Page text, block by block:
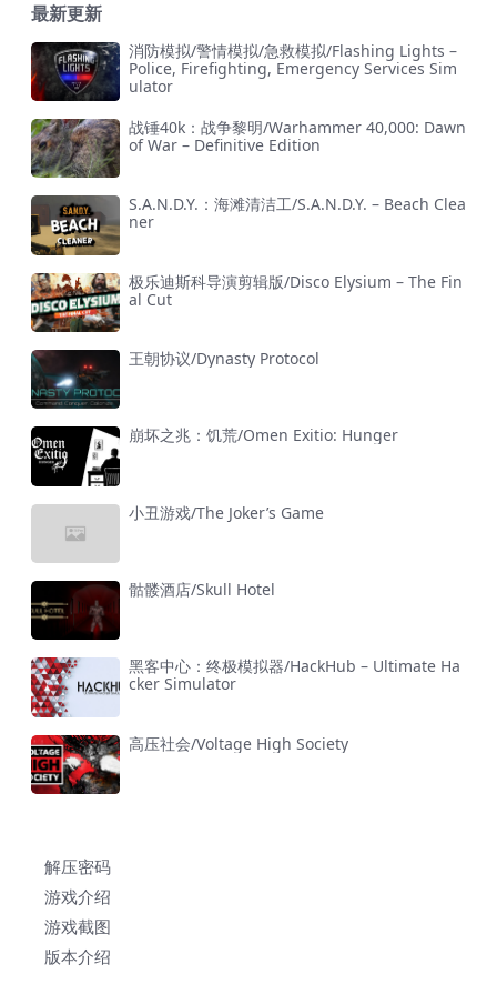
最新更新
消防模拟/警情模拟/急救模拟/Flashing Lights –
Police, Firefighting, Emergency Services Sim
ulator
战锤40k：战争黎明/Warhammer 40,000: Dawn
of War – Definitive Edition
S.A.N.D.Y.：海滩清洁工/S.A.N.D.Y. – Beach Clea
ner
极乐迪斯科导演剪辑版/Disco Elysium – The Fin
al Cut
王朝协议/Dynasty Protocol
崩坏之兆：饥荒/Omen Exitio: Hunger
小丑游戏/The Joker’s Game
骷髅酒店/Skull Hotel
黑客中心：终极模拟器/HackHub – Ultimate Ha
cker Simulator
高压社会/Voltage High Society
解压密码
游戏介绍
游戏截图
版本介绍